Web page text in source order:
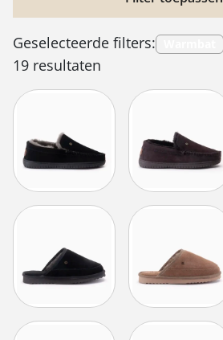
Geselecteerde filters:
19 resultaten